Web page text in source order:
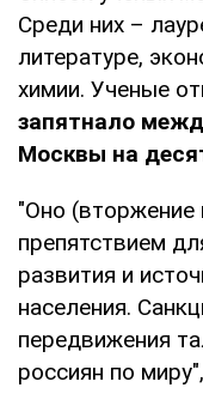
Среди них –
литературе,
химии. Ученые
запятнало
Москвы на
"Оно (вторжение
препятствием
развития и
населения.
передвижения
россиян по